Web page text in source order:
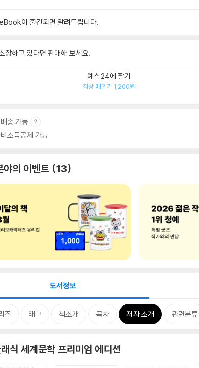
이 출간되면 알려드립니다.
장하고 있다면 판매해 보세요.
예스24에 팔기
최상 매입가 1,200원
송 가능
소득공제 가능
야의 이벤트 13
도서정보
즈 태그 책소개 목차 저자 소개 관련분류
식 세계문학 프리미엄 에디션